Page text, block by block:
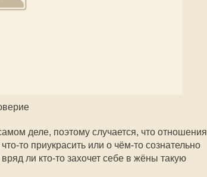
деле, поэтому случается, что отношения
то приукрасить или о чём-то сознательно
ли кто-то захочет себе в жёны такую